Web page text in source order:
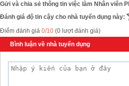
Gửi và chia sẻ thông tin việc làm Nhân viên
Đánh giá độ tin cậy cho nhà tuyển dụng này:
Điểm đánh giá 0/10 (0 lượt đánh giá)
Bình luận về nhà tuyển dụng